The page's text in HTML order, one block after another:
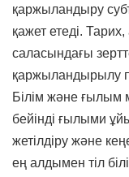
қаржыландыру
қажет етеді.
саласындағы
қаржыландырылу
Білім және ғылым
бейінді ғылыми
жетілдіру және
ең алдымен тіл